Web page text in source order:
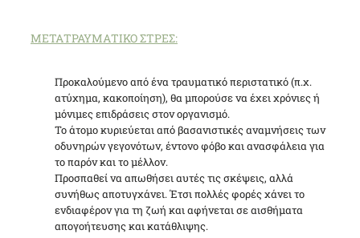
ΜΕΤΑΤΡΑΥΜΑΤΙΚΟ ΣΤΡΕΣ:
Προκαλούμενο από ένα τραυματικό περιστατικό (π.χ.
ατύχημα, κακοποίηση), θα μπορούσε να έχει χρόνιες ή
μόνιμες επιδράσεις στον οργανισμό.
Το άτομο κυριεύεται από βασανιστικές αναμνήσεις των
οδυνηρών γεγονότων, έντονο φόβο και ανασφάλεια για
το παρόν και το μέλλον.
Προσπαθεί να απωθήσει αυτές τις σκέψεις, αλλά
συνήθως αποτυγχάνει. Έτσι πολλές φορές χάνει το
ενδιαφέρον για τη ζωή και αφήνεται σε αισθήματα
απογοήτευσης και κατάθλιψης.